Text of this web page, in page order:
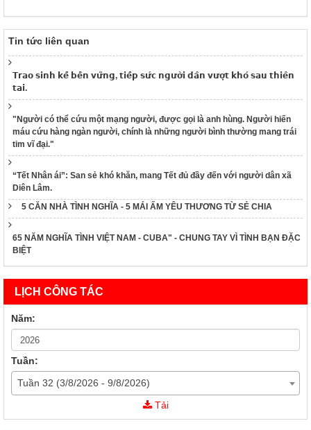
Tin tức liên quan
𝗧𝗿𝗮𝗼 𝘀𝗶𝗻𝗵 𝗸𝗲̂́ 𝗯𝗲̂̀𝗻 𝘃𝘂̛̃𝗻𝗴, 𝘁𝗶𝗲̂́𝗽 𝘀𝘂̛́𝗰 𝗻𝗴𝘂̛𝗼̛̀𝗶 𝗱𝗮̂𝗻 𝘃𝘂̛𝗼̛̣𝘁 𝗸𝗵𝗼́ 𝘀𝗮𝘂 𝘁𝗵𝗶𝗲̂𝗻
𝘁𝗮𝗶.
"Người có thể cứu một mạng người, được gọi là anh hùng. Người hiến
máu cứu hàng ngàn người, chính là những người bình thường mang trái
tim vĩ đại."
“Tết Nhân ái”: San sẻ khó khăn, mang Tết đủ đầy đến với người dân xã
Diên Lâm.
5 CĂN NHÀ TÌNH NGHĨA - 5 MÁI ẤM YÊU THƯƠNG TỪ SẺ CHIA
65 NĂM NGHĨA TÌNH VIỆT NAM - CUBA" - CHUNG TAY VÌ TÌNH BẠN ĐẶC
BIỆT
LỊCH CÔNG TÁC
Năm:
Tuần:
Tuần 32 (3/8/2026 - 9/8/2026)
Tải